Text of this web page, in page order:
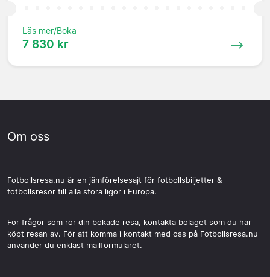
Läs mer/Boka
7 830 kr
Om oss
Fotbollsresa.nu är en jämförelsesajt för fotbollsbiljetter &
fotbollsresor till alla stora ligor i Europa.
För frågor som rör din bokade resa, kontakta bolaget som du har
köpt resan av. För att komma i kontakt med oss på Fotbollsresa.nu
använder du enklast mailformuläret.